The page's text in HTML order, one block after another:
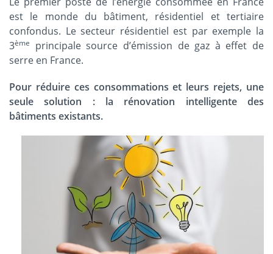
est le monde du bâtiment, résidentiel et tertiaire
confondus. Le secteur résidentiel est par exemple la
3ème
principale source d’émission de gaz à effet de
serre en France.
Pour réduire ces consommations et leurs rejets, une
seule solution : la rénovation intelligente des
bâtiments existants.